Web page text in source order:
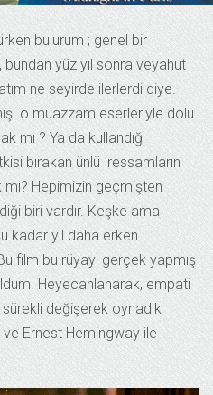
bulurum ; genel bir
yüz yıl sonra veyahut
ne seyirde ilerlerdi diye.
o muazzam eserleriyle dolu
mı ? Ya da kullandığı
bırakan ünlü ressamların
Hepimizin geçmişten
biri vardır. Keşke ama
kadar yıl daha erken
film bu rüyayı gerçek yapmış
Heyecanlanarak, empati
değişerek oynadık
Ernest Hemingway ile